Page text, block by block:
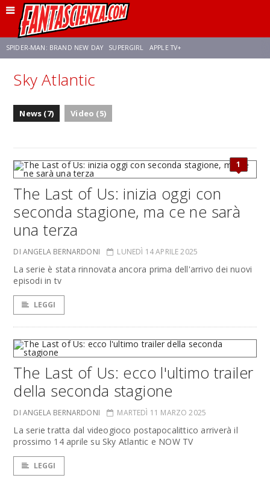
SPIDER-MAN: BRAND NEW DAY SUPERGIRL APPLE TV+
FRANCO RICCIARDIELLO ZENDAYA
Sky Atlantic
News (7) Video (5)
1
The Last of Us: inizia oggi con
seconda stagione, ma ce ne sarà
una terza
DI ANGELA BERNARDONI LUNEDÌ 14 APRILE 2025
La serie è stata rinnovata ancora prima dell'arrivo dei nuovi
episodi in tv
LEGGI
The Last of Us: ecco l'ultimo trailer
della seconda stagione
DI ANGELA BERNARDONI MARTEDÌ 11 MARZO 2025
La serie tratta dal videogioco postapocalittico arriverà il
prossimo 14 aprile su Sky Atlantic e NOW TV
LEGGI